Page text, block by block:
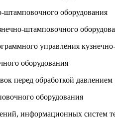
штамповочного оборудования
штамповочного
управления
оборудования
перед обработкой давлением
оборудования
информационных систем